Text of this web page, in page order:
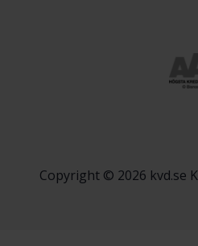
Copyright © 2026 kvd.se